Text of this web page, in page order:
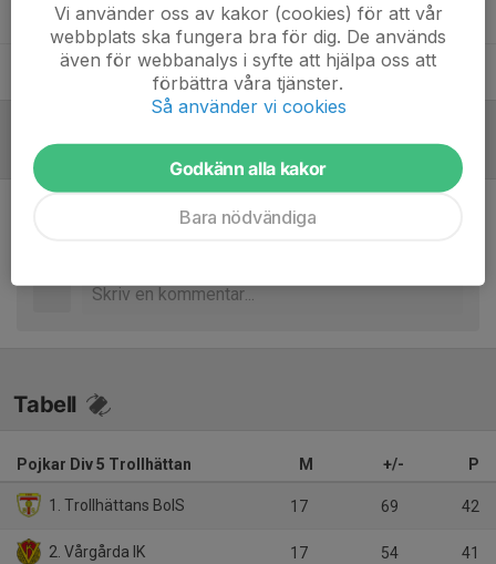
Daniel Bertilsson Målvaktstränare
Ingmar Falkebäck Tränare
Referat
Inget referat skrivet
Tabell
Pojkar Div 5 Trollhättan M +/- P
1. Trollhättans BoIS 17 69 42
2. Vårgårda IK 17 54 41
Vi använder oss av kakor (cookies) för att vår
webbplats ska fungera bra för dig. De används
även för webbanalys i syfte att hjälpa oss att
förbättra våra tjänster.
Så använder vi cookies
Godkänn alla kakor
Bara nödvändiga